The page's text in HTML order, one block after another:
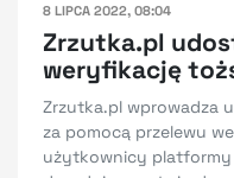
8 LIPCA 2022, 08:04
Zrzutka.pl
weryfikację
Zrzutka.pl wprowadza
za pomocą przelewu
użytkownicy platformy